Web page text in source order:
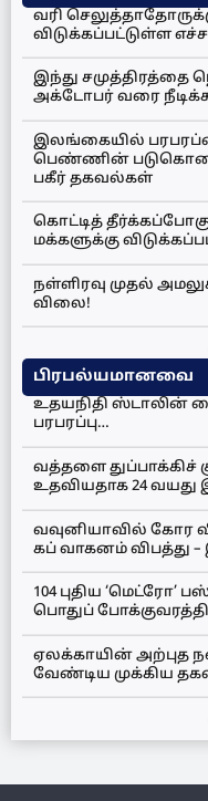
வரி
விடுக்கப்பட்டுள்ள
இந்து சமுத்திரத்தை
அக்டோபர் வரை
இலங்கையில்
பெண்ணின்
பகீர் தகவல்கள்
கொட்டித்
மக்களுக்கு
நள்ளிரவு முதல்
விலை!
பிரபல்யமானவை
உதயநிதி ஸ்டாலின்
பரபரப்பு…
வத்தளை துப்பாக்கிச்
உதவியதாக 24
வவுனியாவில் கோர
கப் வாகனம் விபத்து –
104 புதிய
பொதுப்
ஏலக்காயின் அற்புத
வேண்டிய முக்கிய